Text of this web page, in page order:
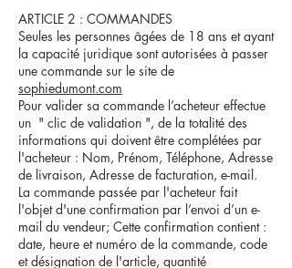
ARTICLE 2 : COMMANDES
Seules les personnes âgées de 18 ans et ayant
la capacité juridique sont autorisées à passer
une commande sur le site de
sophiedumont.com
Pour valider sa commande l’acheteur effectue
un " clic de validation ", de la totalité des
informations qui doivent être complétées par
l'acheteur : Nom, Prénom, Téléphone, Adresse
de livraison, Adresse de facturation, e-mail.
La commande passée par l'acheteur fait
l'objet d'une confirmation par l’envoi d’un e-
mail du vendeur; Cette confirmation contient :
date, heure et numéro de la commande, code
et désignation de l'article, quantité